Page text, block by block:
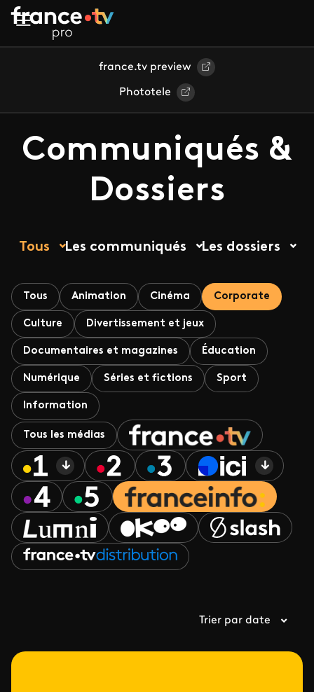
Aller au contenu principal
france.tv preview
Phototele
Communiqués &
Dossiers
Tous Les communiqués Les dossiers
Tous Animation Cinéma Corporate
Culture Divertissement et jeux
Documentaires et magazines Éducation
Numérique Séries et fictions Sport
Information
Tous les médias
Trier par date